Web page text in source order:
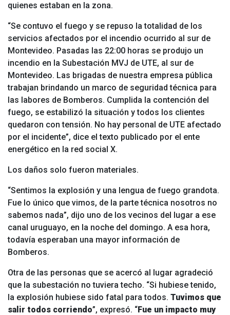
quienes estaban en la zona.
“Se contuvo el fuego y se repuso la totalidad de los
servicios afectados por el incendio ocurrido al sur de
Montevideo. Pasadas las 22:00 horas se produjo un
incendio en la Subestación MVJ de UTE, al sur de
Montevideo. Las brigadas de nuestra empresa pública
trabajan brindando un marco de seguridad técnica para
las labores de Bomberos. Cumplida la contención del
fuego, se estabilizó la situación y todos los clientes
quedaron con tensión. No hay personal de UTE afectado
por el incidente”, dice el texto publicado por el ente
energético en la red social X.
Los daños solo fueron materiales.
“Sentimos la explosión y una lengua de fuego grandota.
Fue lo único que vimos, de la parte técnica nosotros no
sabemos nada”, dijo uno de los vecinos del lugar a ese
canal uruguayo, en la noche del domingo. A esa hora,
todavía esperaban una mayor información de
Bomberos.
Otra de las personas que se acercó al lugar agradeció
que la subestación no tuviera techo. “Si hubiese tenido,
la explosión hubiese sido fatal para todos. Tuvimos que
salir todos corriendo”, expresó. “Fue un impacto muy